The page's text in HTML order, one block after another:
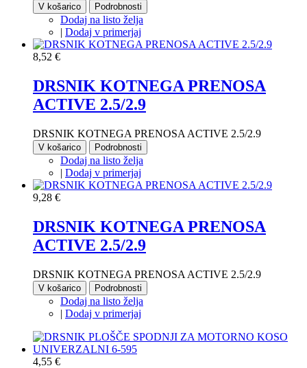
V košarico Podrobnosti
Dodaj na listo želja
| Dodaj v primerjaj
8,52 €
DRSNIK KOTNEGA PRENOSA
ACTIVE 2.5/2.9
DRSNIK KOTNEGA PRENOSA ACTIVE 2.5/2.9
V košarico Podrobnosti
Dodaj na listo želja
| Dodaj v primerjaj
9,28 €
DRSNIK KOTNEGA PRENOSA
ACTIVE 2.5/2.9
DRSNIK KOTNEGA PRENOSA ACTIVE 2.5/2.9
V košarico Podrobnosti
Dodaj na listo želja
| Dodaj v primerjaj
4,55 €